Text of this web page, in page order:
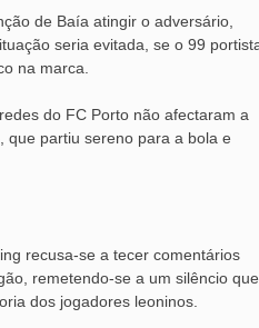
de Baía atingir o adversário,
seria evitada, se o 99
na marca.
do FC Porto não afectaram a
que partiu sereno para a bola e
recusa-se a tecer comentários
remetendo-se a um silêncio que
dos jogadores leoninos.